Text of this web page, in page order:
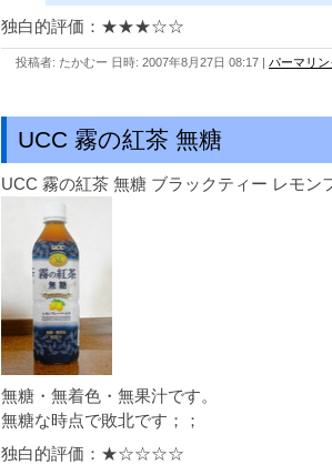
独白的評価：★★★☆☆
投稿者: たかむー 日時: 2007年8月27日 08:17 | パーマリン
UCC 霧の紅茶 無糖
UCC 霧の紅茶 無糖 ブラックティー レモン
無糖・無着色・無果汁です。
無糖な時点で敗北です；；
独白的評価：★☆☆☆☆